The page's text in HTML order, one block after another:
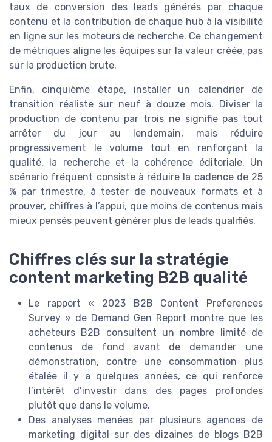
taux de conversion des leads générés par chaque
contenu et la contribution de chaque hub à la visibilité
en ligne sur les moteurs de recherche. Ce changement
de métriques aligne les équipes sur la valeur créée, pas
sur la production brute.
Enfin, cinquième étape, installer un calendrier de
transition réaliste sur neuf à douze mois. Diviser la
production de contenu par trois ne signifie pas tout
arrêter du jour au lendemain, mais réduire
progressivement le volume tout en renforçant la
qualité, la recherche et la cohérence éditoriale. Un
scénario fréquent consiste à réduire la cadence de 25
% par trimestre, à tester de nouveaux formats et à
prouver, chiffres à l’appui, que moins de contenus mais
mieux pensés peuvent générer plus de leads qualifiés.
Chiffres clés sur la stratégie
content marketing B2B qualité
Le rapport « 2023 B2B Content Preferences
Survey » de Demand Gen Report montre que les
acheteurs B2B consultent un nombre limité de
contenus de fond avant de demander une
démonstration, contre une consommation plus
étalée il y a quelques années, ce qui renforce
l’intérêt d’investir dans des pages profondes
plutôt que dans le volume.
Des analyses menées par plusieurs agences de
marketing digital sur des dizaines de blogs B2B